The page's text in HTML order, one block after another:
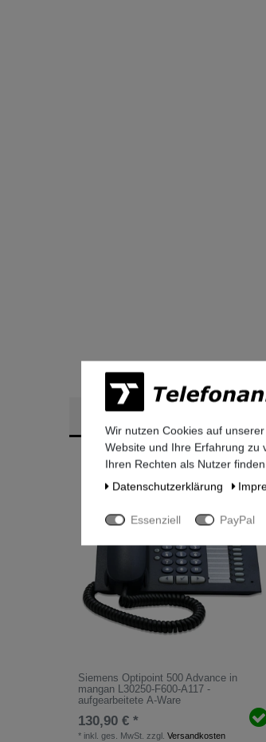
Ähnliche Artikel
Siemens Optipoint 500 Advance in
mangan L30250-F600-A117 -
aufgearbeitete A-Ware
130,90 € *
* inkl. ges. MwSt. zzgl.Versandkosten
Wir nutzen Cookies auf
Website und Ihre Erfahrung zu
Ihren Rechten als Nutzer
Daten­schutz­erklärung
Essenziell PayPal